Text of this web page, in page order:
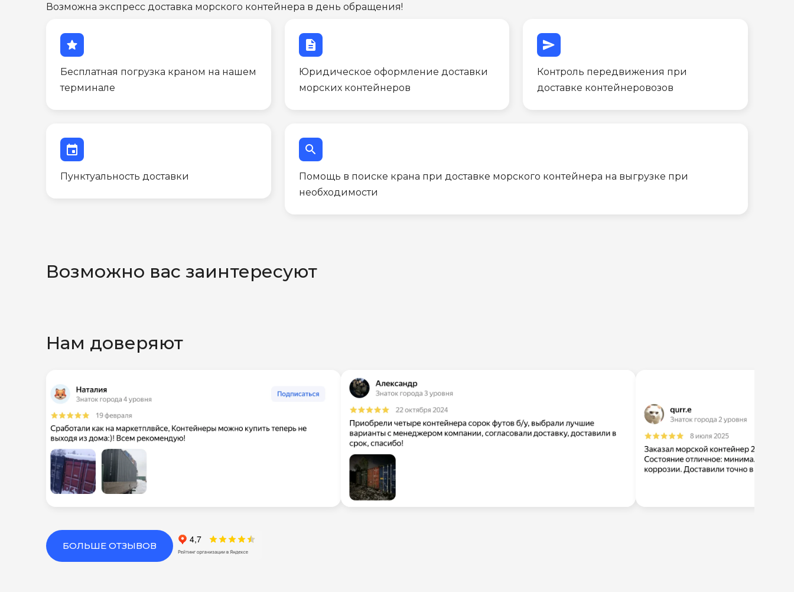
Возможна экспресс доставка морского контейнера в день обращения!
star
Бесплатная погрузка краном на нашем
терминале
description
Юридическое оформление доставки
морских контейнеров
send
Контроль передвижения при
доставке контейнеровозов
event
Пунктуальность доставки
search
Помощь в поиске крана при доставке морского контейнера на выгрузке при
необходимости
Возможно вас заинтересуют
Нам доверяют
БОЛЬШЕ ОТЗЫВОВ